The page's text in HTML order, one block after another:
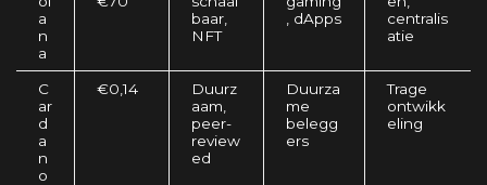
a
n
a
baar,
NFT
, dApps
centralis
atie
C
ar
d
a
n
o
€0,14
Duurz
aam,
peer-
review
ed
Duurza
me
belegg
ers
Trage
ontwikk
eling